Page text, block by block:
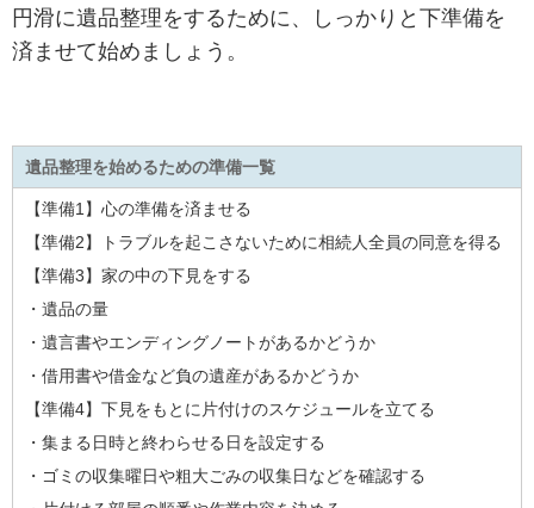
円滑に遺品整理をするために、しっかりと下準備を
済ませて始めましょう。
遺品整理を始めるための準備一覧
【準備1】心の準備を済ませる
【準備2】トラブルを起こさないために相続人全員の同意を得る
【準備3】家の中の下見をする
・遺品の量
・遺言書やエンディングノートがあるかどうか
・借用書や借金など負の遺産があるかどうか
【準備4】下見をもとに片付けのスケジュールを立てる
・集まる日時と終わらせる日を設定する
・ゴミの収集曜日や粗大ごみの収集日などを確認する